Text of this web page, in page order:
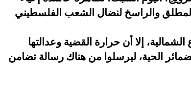
المطلق والراسخ لنضال الشعب الفلسطيني
إلا أن حرارة القضية وعدالتها
الحية، ليرسلوا من هناك رسالة تضامن